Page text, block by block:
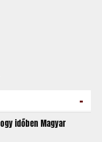
-
időben Magyar